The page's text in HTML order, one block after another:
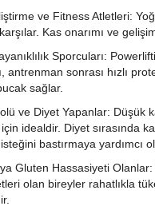
ve Fitness Atletleri:
karşılar. Kas onarımı ve
Sporcuları:
antrenman sonrası hızlı
sağlar.
ve Diyet Yapanlar: Düşük
idealdir. Diyet sırasında
bastırmaya yardımcı
Gluten Hassasiyeti
olan bireyler rahatlıkla